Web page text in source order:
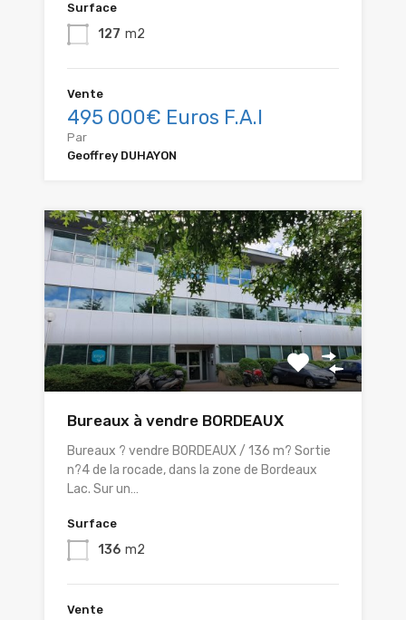
Surface
127 m2
Vente
495 000€ Euros F.A.I
Par
Geoffrey DUHAYON
Bureaux à vendre BORDEAUX
Bureaux ? vendre BORDEAUX / 136 m? Sortie
n?4 de la rocade, dans la zone de Bordeaux
Lac. Sur un…
Surface
136 m2
Vente